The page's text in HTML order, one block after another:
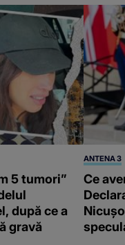
5 tumori”
după ce a
gravă
ANTENA 3
Ce